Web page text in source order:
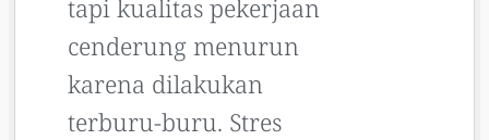
tapi kualitas pekerjaan
cenderung menurun
karena dilakukan
terburu-buru. Stres